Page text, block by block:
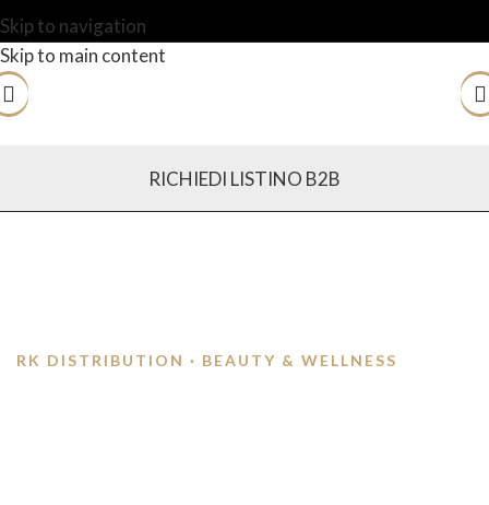
Skip to navigation
Skip to main content
RICHIEDI LISTINO B2B
RK DISTRIBUTION · BEAUTY & WELLNESS